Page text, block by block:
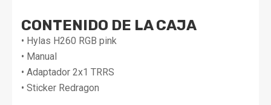
CONTENIDO DE LA CAJA
• Hylas H260 RGB pink
• Manual
• Adaptador 2x1 TRRS
• Sticker Redragon